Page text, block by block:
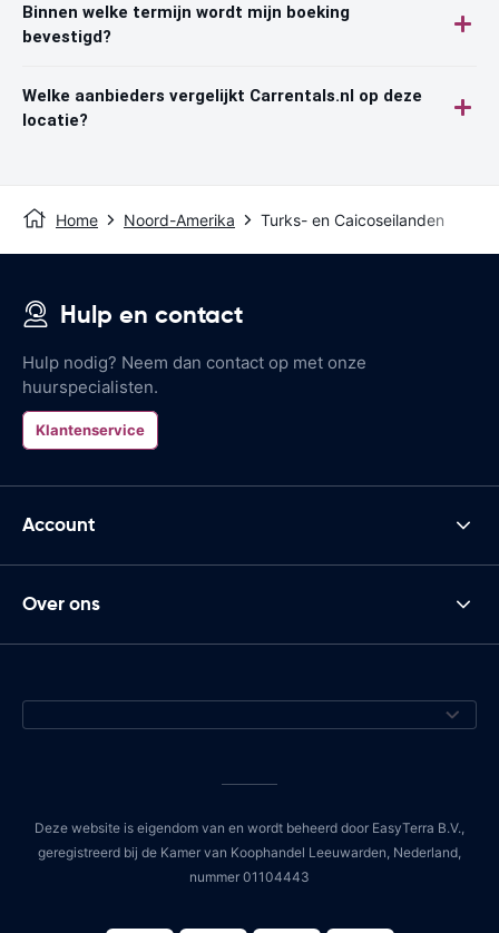
Binnen welke termijn wordt mijn boeking
bevestigd?
Welke aanbieders vergelijkt Carrentals.nl op deze
locatie?
Home Noord-Amerika Turks- en Caicoseilanden
Hulp en contact
Hulp nodig? Neem dan contact op met onze
huurspecialisten.
Klantenservice
Account
Over ons
Deze website is eigendom van en wordt beheerd door EasyTerra B.V.,
geregistreerd bij de Kamer van Koophandel Leeuwarden, Nederland,
nummer 01104443